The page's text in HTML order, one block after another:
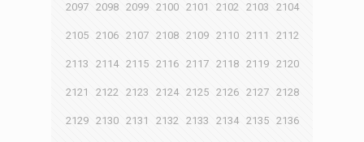
2097 2098 2099 2100 2101 2102 2103 2104
2105 2106 2107 2108 2109 2110 2111 2112
2113 2114 2115 2116 2117 2118 2119 2120
2121 2122 2123 2124 2125 2126 2127 2128
2129 2130 2131 2132 2133 2134 2135 2136